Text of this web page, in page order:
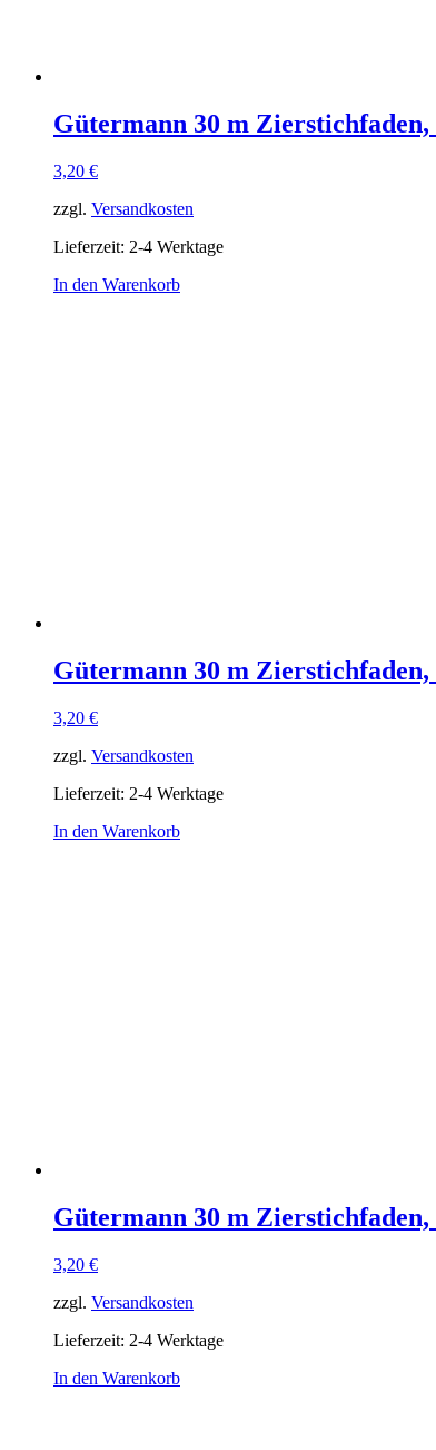
Gütermann 30 m Zierstichfaden,
3,20 €
zzgl. Versandkosten
Lieferzeit: 2-4 Werktage
In den Warenkorb
Gütermann 30 m Zierstichfaden,
3,20 €
zzgl. Versandkosten
Lieferzeit: 2-4 Werktage
In den Warenkorb
Gütermann 30 m Zierstichfaden,
3,20 €
zzgl. Versandkosten
Lieferzeit: 2-4 Werktage
In den Warenkorb